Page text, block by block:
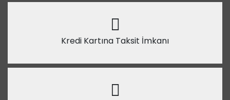
Kredi Kartına Taksit İmkanı